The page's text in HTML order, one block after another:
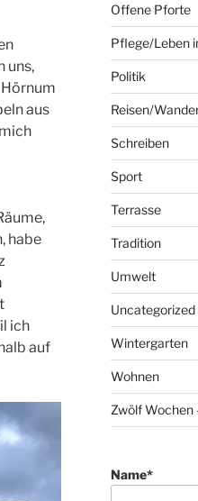
uns,
aus
habe
ich
auf
Offene Pforte
Pflege/Leben
Politik
Reisen/
Schreiben
Sport
Terrasse
Tradition
Umwelt
Uncategorized
Wintergarten
Wohnen
Zwölf Wochen
Name*